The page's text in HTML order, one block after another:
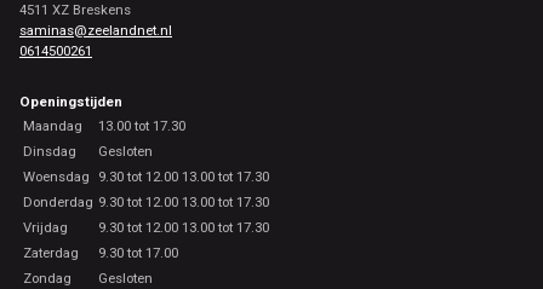
4511 XZ Breskens
saminas@zeelandnet.nl
0614500261
Openingstijden
Maandag
13.00 tot 17.30
Dinsdag
Gesloten
Woensdag
9.30 tot 12.00 13.00 tot 17.30
Donderdag 9.30 tot 12.00 13.00 tot 17.30
Vrijdag
9.30 tot 12.00 13.00 tot 17.30
Zaterdag
9.30 tot 17.00
Zondag
Gesloten